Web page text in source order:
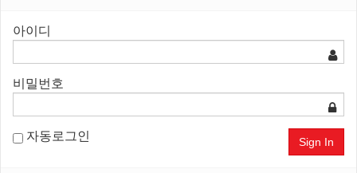
아이디
비밀번호
자동로그인 Sign In